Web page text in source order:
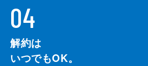
04
解約は
いつでもOK。